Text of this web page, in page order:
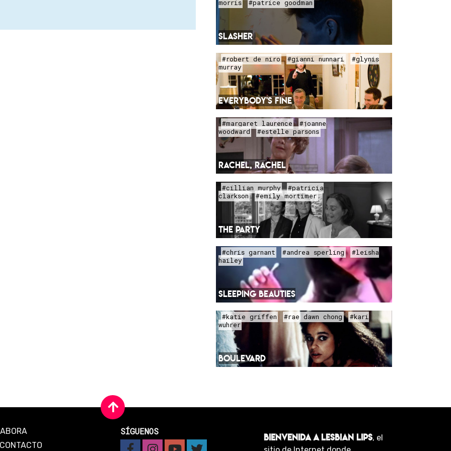
morris
#patrice goodman
SLASHER
#robert de niro #gianni nunnari
#glynis
murray
EVERYBODY'S FINE
#margaret laurence
#joanne
woodward
#estelle parsons
RACHEL, RACHEL
#cillian murphy
#patricia
clarkson
#emily mortimer
THE PARTY
#chris garnant #andrea sperling
#leisha
hailey
SLEEPING BEAUTIES
#katie griffen #rae dawn chong
#kari
wuhrer
BOULEVARD
CONTACTO
SÍGUENOS
BIENVENIDA A LESBIAN LIPS, el